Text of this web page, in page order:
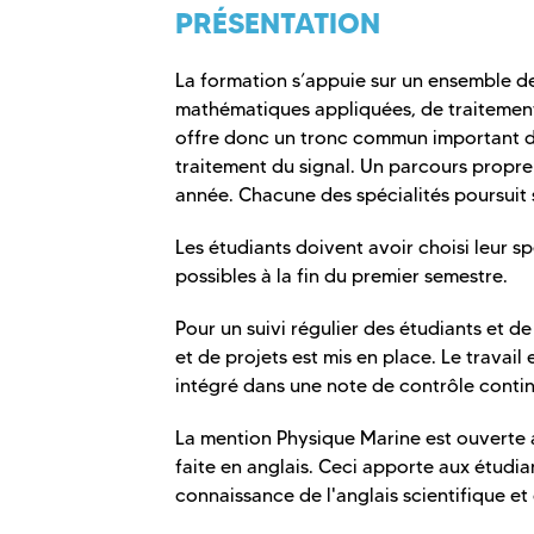
PRÉSENTATION
La formation s’appuie sur un ensemble
mathématiques appliquées, de
offre donc un tronc commun important
traitement du signal. Un parcours
année. Chacune des spécialités
Les étudiants doivent avoir choisi leur
possibles à la fin du premier semestre.
Pour un suivi régulier des étudiants et
et de projets est mis en place. Le
intégré dans une note de contrôle
La mention Physique Marine est
faite en anglais. Ceci apporte aux
connaissance de l'anglais scientifique